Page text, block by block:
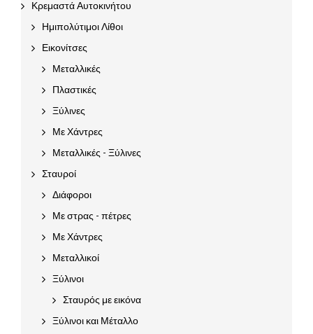
Κρεμαστά Αυτοκινήτου
Ημιπολύτιμοι Λίθοι
Εικονίτσες
Μεταλλικές
Πλαστικές
Ξύλινες
Με Χάντρες
Μεταλλικές - Ξύλινες
Σταυροί
Διάφοροι
Με στρας - πέτρες
Με Χάντρες
Μεταλλικοί
Ξύλινοι
Σταυρός με εικόνα
Ξύλινοι και Μέταλλο